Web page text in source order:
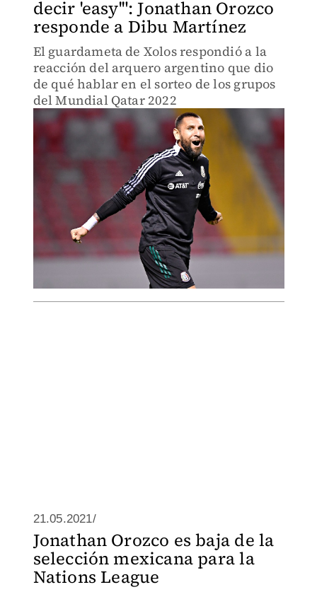
decir 'easy'": Jonathan Orozco
responde a Dibu Martínez
El guardameta de Xolos respondió a la
reacción del arquero argentino que dio
de qué hablar en el sorteo de los grupos
del Mundial Qatar 2022
21.05.2021/
Jonathan Orozco es baja de la
selección mexicana para la
Nations League